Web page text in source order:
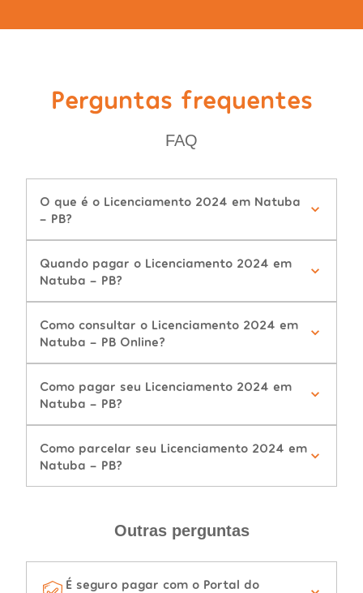
Perguntas frequentes
FAQ
O que é o Licenciamento 2024 em Natuba
- PB?
Quando pagar o Licenciamento 2024 em
Natuba - PB?
Como consultar o Licenciamento 2024 em
Natuba - PB Online?
Como pagar seu Licenciamento 2024 em
Natuba - PB?
Como parcelar seu Licenciamento 2024 em
Natuba - PB?
Outras perguntas
É seguro pagar com o Portal do